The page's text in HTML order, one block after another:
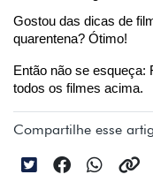
Gostou das dicas de
quarentena? Ótimo!
Então não se
todos os filmes acima.
Compartilhe esse